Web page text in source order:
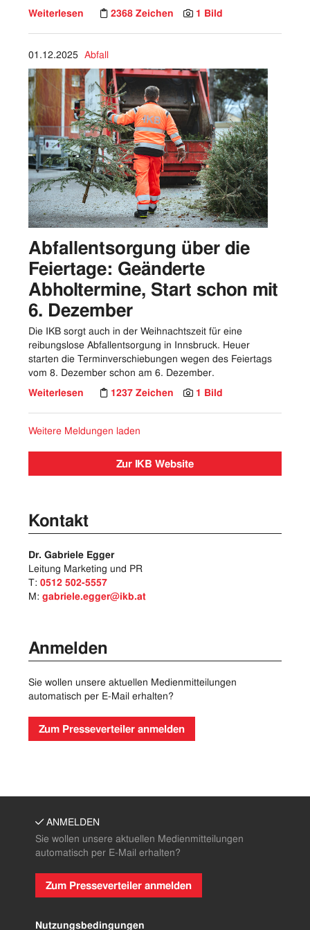
Weiterlesen
2368 Zeichen 1 Bild
01.12.2025 Abfall
Abfallentsorgung über die
Feiertage: Geänderte
Abholtermine, Start schon mit
6. Dezember
Die IKB sorgt auch in der Weihnachtszeit für eine
reibungslose Abfallentsorgung in Innsbruck. Heuer
starten die Terminverschiebungen wegen des Feiertags
vom 8. Dezember schon am 6. Dezember.
Weiterlesen
1237 Zeichen 1 Bild
Weitere Meldungen laden
Zur IKB Website
Kontakt
Dr. Gabriele Egger
Leitung Marketing und PR
T: 0512 502-5557
M: gabriele.egger@ikb.at
Anmelden
Sie wollen unsere aktuellen Medienmitteilungen
automatisch per E-Mail erhalten?
Zum Presseverteiler anmelden
ANMELDEN
Sie wollen unsere aktuellen Medienmitteilungen
automatisch per E-Mail erhalten?
Zum Presseverteiler anmelden
Nutzungsbedingungen